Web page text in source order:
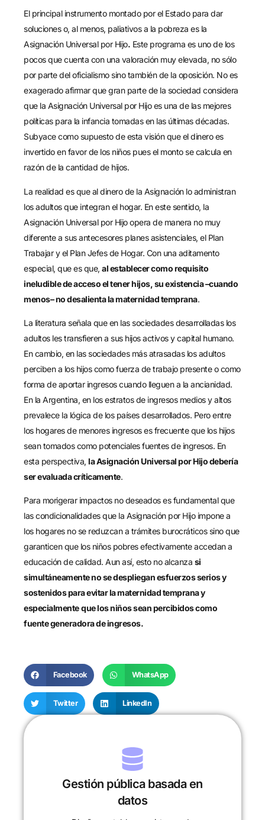
El principal instrumento montado por el Estado para dar
soluciones o, al menos, paliativos a la pobreza es la
Asignación Universal por Hijo. Este programa es uno de los
pocos que cuenta con una valoración muy elevada, no sólo
por parte del oficialismo sino también de la oposición. No es
exagerado afirmar que gran parte de la sociedad considera
que la Asignación Universal por Hijo es una de las mejores
políticas para la infancia tomadas en las últimas décadas.
Subyace como supuesto de esta visión que el dinero es
invertido en favor de los niños pues el monto se calcula en
razón de la cantidad de hijos.
La realidad es que al dinero de la Asignación lo administran
los adultos que integran el hogar. En este sentido, la
Asignación Universal por Hijo opera de manera no muy
diferente a sus antecesores planes asistenciales, el Plan
Trabajar y el Plan Jefes de Hogar. Con una aditamento
especial, que es que, al establecer como requisito
ineludible de acceso el tener hijos, su existencia –cuando
menos– no desalienta la maternidad temprana.
La literatura señala que en las sociedades desarrolladas los
adultos les transfieren a sus hijos activos y capital humano.
En cambio, en las sociedades más atrasadas los adultos
perciben a los hijos como fuerza de trabajo presente o como
forma de aportar ingresos cuando lleguen a la ancianidad.
En la Argentina, en los estratos de ingresos medios y altos
prevalece la lógica de los países desarrollados. Pero entre
los hogares de menores ingresos es frecuente que los hijos
sean tomados como potenciales fuentes de ingresos. En
esta perspectiva, la Asignación Universalpor Hijo debería
ser evaluada críticamente.
Para morigerar impactos no deseados es fundamental que
las condicionalidades que la Asignación por Hijo impone a
los hogares no se reduzcan a trámites burocráticos sino que
garanticen que los niños pobres efectivamente accedan a
educación de calidad. Aun así, esto no alcanza si
simultáneamente no se despliegan esfuerzos serios y
sostenidos para evitar la maternidad temprana y
especialmente que los niños sean percibidos como
fuente generadora de ingresos.
Facebook WhatsApp
Twitter LinkedIn
Gestión pública basada en
datos